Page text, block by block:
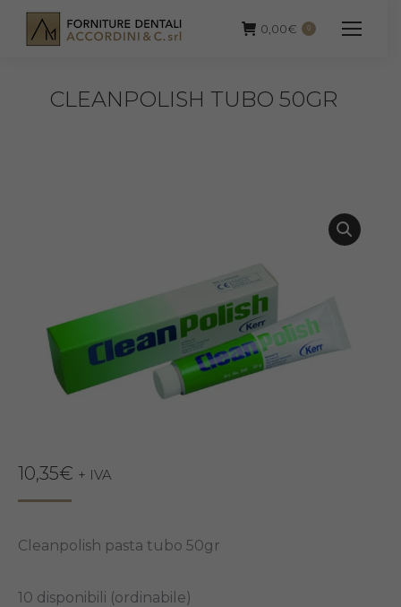
0,00€ 0
CLEANPOLISH TUBO 50GR
10,35€ + IVA
Cleanpolish pasta tubo 50gr
10 disponibili (ordinabile)